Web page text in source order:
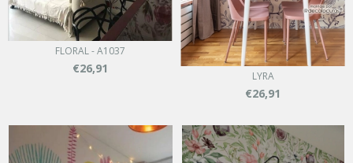
FLORAL - A1037
€26,91
LYRA
€26,91